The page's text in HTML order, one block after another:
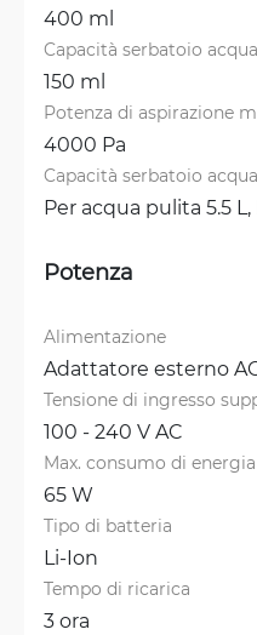
400 ml
Capacità serbatoio acqua
150 ml
Potenza di aspirazione
4000 Pa
Capacità serbatoio
Per acqua pulita 5.5 L,
Potenza
Alimentazione
Adattatore esterno
Tensione di ingresso
100 - 240 V AC
Max. consumo di energia
65 W
Tipo di batteria
Li-Ion
Tempo di ricarica
3 ora